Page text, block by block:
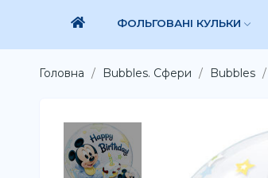
ФОЛЬГОВАНІ КУЛЬКИ
Головна Bubbles. Сфери Bubbles